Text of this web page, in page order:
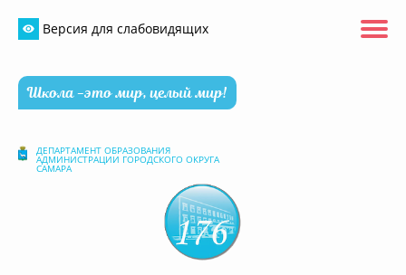
Версия для слабовидящих
Школа -это мир, целый мир!
ДЕПАРТАМЕНТ ОБРАЗОВАНИЯ
АДМИНИСТРАЦИИ ГОРОДСКОГО ОКРУГА
САМАРА